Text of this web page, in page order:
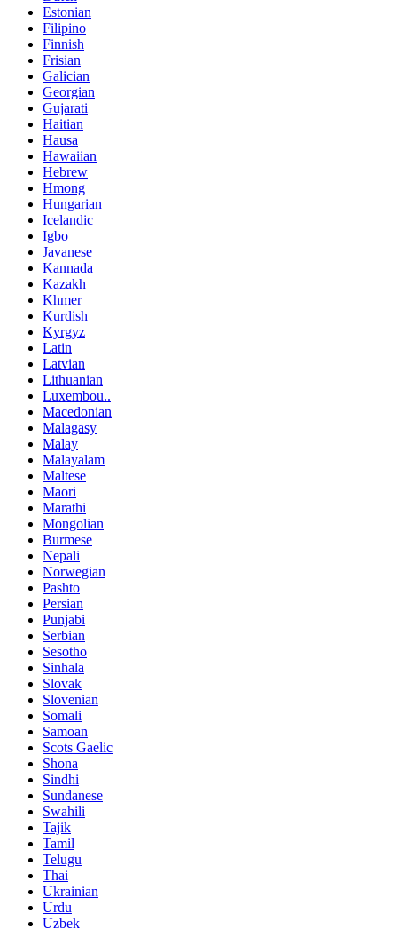
Estonian
Filipino
Finnish
Frisian
Galician
Georgian
Gujarati
Haitian
Hausa
Hawaiian
Hebrew
Hmong
Hungarian
Icelandic
Igbo
Javanese
Kannada
Kazakh
Khmer
Kurdish
Kyrgyz
Latin
Latvian
Lithuanian
Luxembou..
Macedonian
Malagasy
Malay
Malayalam
Maltese
Maori
Marathi
Mongolian
Burmese
Nepali
Norwegian
Pashto
Persian
Punjabi
Serbian
Sesotho
Sinhala
Slovak
Slovenian
Somali
Samoan
Scots Gaelic
Shona
Sindhi
Sundanese
Swahili
Tajik
Tamil
Telugu
Thai
Ukrainian
Urdu
Uzbek